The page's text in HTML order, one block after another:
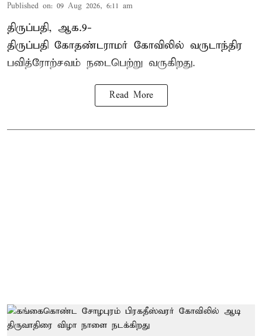
Published on: 09 Aug 2026, 6:11 am
திருப்பதி, ஆக.9-
திருப்பதி கோதண்டராமர் கோவிலில் வருடாந்திர
பவித்ரோற்சவம் நடைபெற்று வருகிறது.
Read More